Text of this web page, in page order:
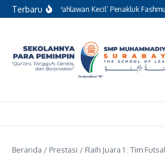
Lewati ke konten
Terbaru
Kisah 13 ‘Pahlawan Kecil’ Penakluk Fashmu
Beranda / Prestasi / Raih Juara 1 : Tim